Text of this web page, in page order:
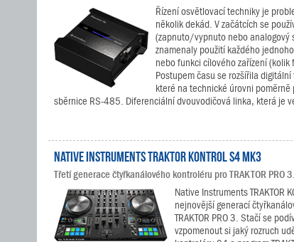
Řízení osvětlovací techniky je
několik dekád. V začátcích se
(zapnuto/vypnuto nebo analogový
znamenaly použití každého
nebo funkci cílového zařízení (kolik
Postupem času se rozšířila
které na technické úrovni poměrně
sběrnice RS-485. Diferenciální dvouvodičová linka, která je
Native Instruments TRAKTOR KONTROL S4 MK3
Třetí generace čtyřkanálového kontroléru pro TRAKTOR PRO 3.
Native Instruments TRAKTOR
nejnovější generací
TRAKTOR PRO 3. Stačí se
vzpomenout si jaký rozruch